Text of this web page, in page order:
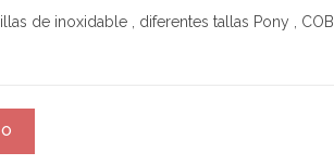
de inoxidable , diferentes tallas Pony , COB